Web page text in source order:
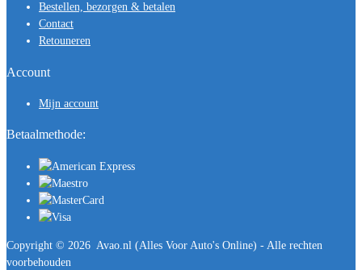
Bestellen, bezorgen & betalen
Contact
Retouneren
Account
Mijn account
Betaalmethode:
Copyright © 2026 Avao.nl (Alles Voor Auto's Online) - Alle rechten
voorbehouden